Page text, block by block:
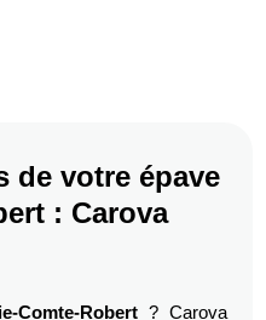
de votre épave
: Carova
Comte-Robert? Carova